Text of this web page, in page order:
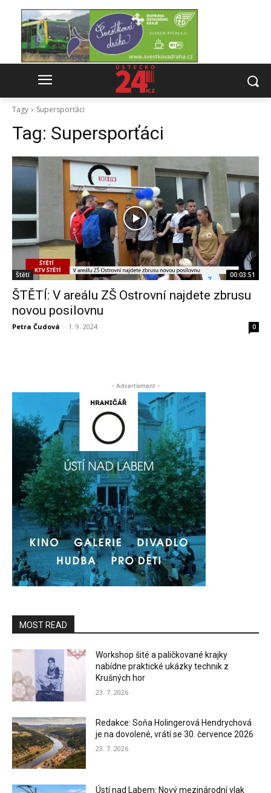
Tagy Supersporťáci
Tag: Supersporťáci
Štětí 00:03:51
ŠTĚTÍ: V areálu ZŠ Ostrovní najdete zbrusu
novou posilovnu
Petra Čudová - 1. 9. 2024 0
- Advertisment -
MOST READ
Workshop šité a paličkované krajky
nabídne praktické ukázky technik z
Krušných hor
23. 7. 2026
Redakce: Soňa Holingerová Hendrychová
je na dovolené, vrátí se 30. července 2026
23. 7. 2026
Ústí nad Labem: Nový mezinárodní vlak